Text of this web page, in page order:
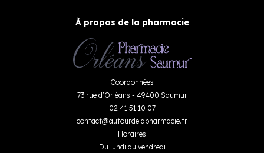
À propos de la pharmacie
Coordonnées
73 rue d’Orléans - 49400 Saumur
02 41 51 10 07
contact@autourdelapharmacie.fr
Horaires
Du lundi au vendredi